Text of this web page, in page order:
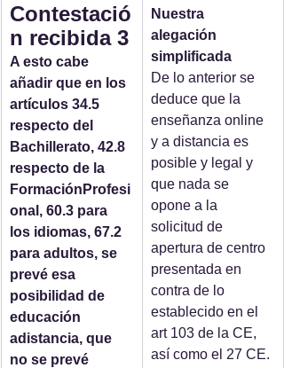
Contestació
n recibida 3
A esto cabe
añadir que en los
artículos 34.5
respecto del
Bachillerato, 42.8
respecto de la
FormaciónProfesi
onal, 60.3 para
los idiomas, 67.2
para adultos, se
prevé esa
posibilidad de
educación
adistancia, que
no se prevé
Nuestra
alegación
simplificada
De lo anterior se
deduce que la
enseñanza online
y a distancia es
posible y legal y
que nada se
opone a la
solicitud de
apertura de centro
presentada en
contra de lo
establecido en el
art 103 de la CE,
así como el 27 CE.